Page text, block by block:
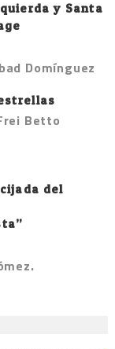
y Santa
Domínguez
Betto
del